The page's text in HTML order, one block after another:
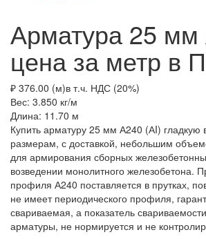
Арматура 25 мм
цена за метр в
₽ 376.00 (м)в т.ч. НДС (20%)
Вес: 3.850 кг/м
Длина: 11.70 м
Купить арматуру 25 мм А240 (АI) гладкую
размерам, с доставкой, небольшим
для армирования сборных
возведении монолитного железобетона.
профиля А240 поставляется в прутках,
не имеет периодического профиля,
свариваемая, а показатель
арматуры, не нормируется и не